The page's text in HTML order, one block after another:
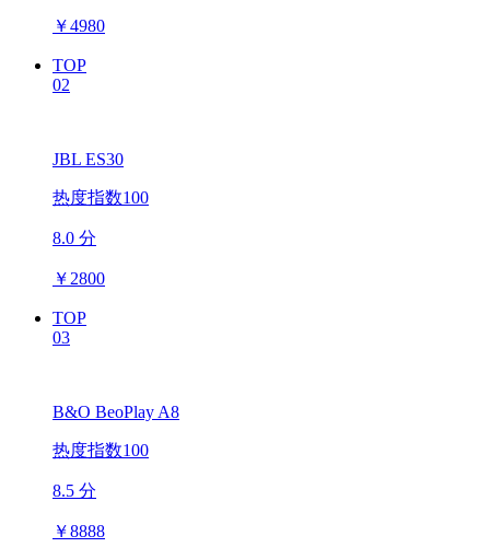
￥4980
TOP
02
JBL ES30
热度指数100
8.0 分
￥ 2800
TOP
03
B&O BeoPlay A8
热度指数100
8.5 分
￥8888